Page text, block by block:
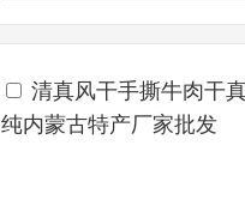
清真风干手撕牛肉干
纯内蒙古特产厂家批发